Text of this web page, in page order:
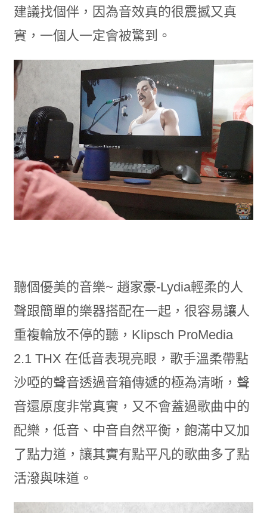
建議找個伴，因為音效真的很震撼又真
實，一個人一定會被驚到。
聽個優美的音樂~ 趙家豪-Lydia輕柔的人
聲跟簡單的樂器搭配在一起，很容易讓人
重複輪放不停的聽，Klipsch ProMedia
2.1 THX 在低音表現亮眼，歌手溫柔帶點
沙啞的聲音透過音箱傳遞的極為清晰，聲
音還原度非常真實，又不會蓋過歌曲中的
配樂，低音、中音自然平衡，飽滿中又加
了點力道，讓其實有點平凡的歌曲多了點
活潑與味道。